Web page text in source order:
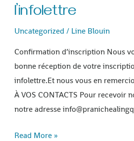
l’infolettre
Uncategorized / Line Blouin
Confirmation d’inscription Nous
bonne réception de votre
infolettre.Et nous vous en
À VOS CONTACTS Pour recevoir
notre adresse
d’inscription
l’infolettre
Read More »